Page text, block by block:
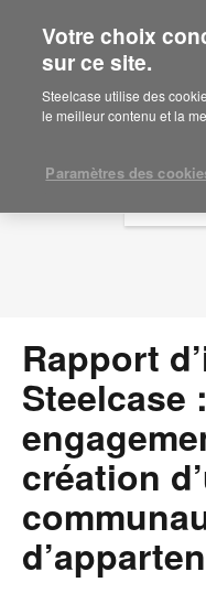
Are
Would
your
English
Español
Press Releases
Rapport
Steelcase
création
Votre choix
sur ce site.
Steelcase utilise des
le meilleur contenu et la
Paramètres des